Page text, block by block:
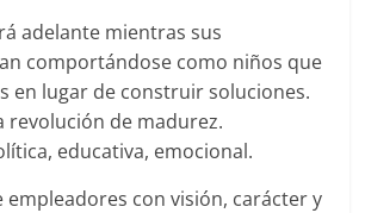
adelante mientras sus
comportándose como niños que
en lugar de construir soluciones.
revolución de madurez.
educativa, emocional.
empleadores con visión, carácter y